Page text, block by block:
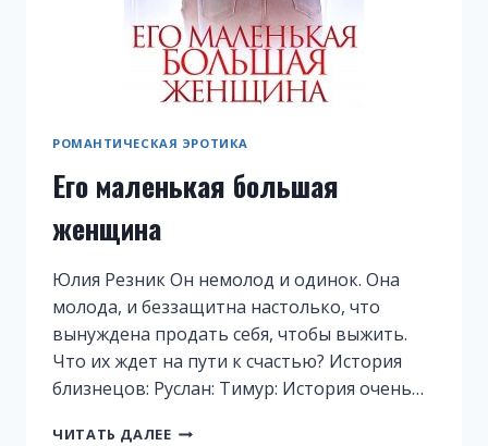
РОМАНТИЧЕСКАЯ ЭРОТИКА
Его маленькая большая
женщина
Юлия Резник Он немолод и одинок. Она
молода, и беззащитна настолько, что
вынуждена продать себя, чтобы выжить.
Что их ждет на пути к счастью? История
близнецов: Руслан: Тимур: История очень…
ЧИТАТЬ ДАЛЕЕ ЕГО